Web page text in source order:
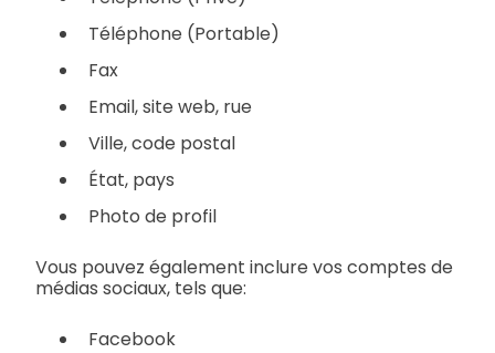
Téléphone (Portable)
Fax
Email, site web, rue
Ville, code postal
État, pays
Photo de profil
Vous pouvez également inclure vos comptes de
médias sociaux, tels que:
Facebook